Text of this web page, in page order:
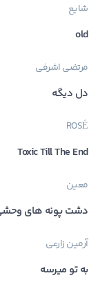
شایع
old
مرتضی اشرفی
دل دیگه
ROSÉ
Toxic Till The End
معین
دشت پونه های
آرمین زارعی
به تو میرسه